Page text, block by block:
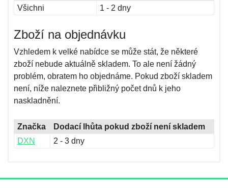
Všichni
1 - 2 dny
Zboží na objednávku
Vzhledem k velké nabídce se může stát, že některé
zboží nebude aktuálně skladem. To ale není žádný
problém, obratem ho objednáme. Pokud zboží skladem
není, níže naleznete přibližný počet dnů k jeho
naskladnění.
Značka
Dodací lhůta pokud zboží není skladem
DXN
2 - 3 dny